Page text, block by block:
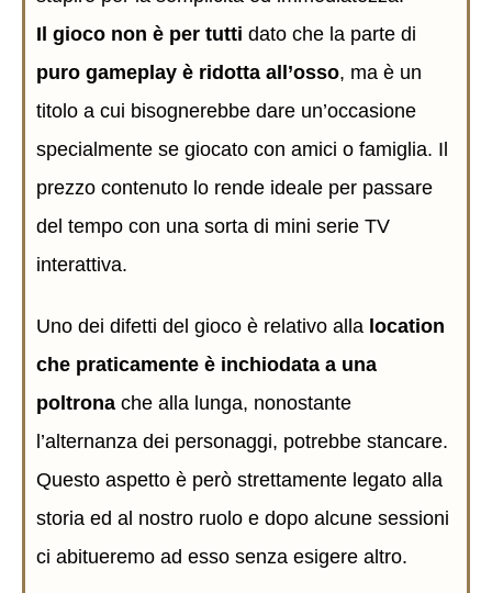
Il gioco non è per tutti dato che la parte di
puro gameplay è ridotta all’osso, ma è un
titolo a cui bisognerebbe dare un’occasione
specialmente se giocato con amici o famiglia. Il
prezzo contenuto lo rende ideale per passare
del tempo con una sorta di mini serie TV
interattiva.
Uno dei difetti del gioco è relativo alla location
che praticamente è inchiodata a una
poltrona che alla lunga, nonostante
l’alternanza dei personaggi, potrebbe stancare.
Questo aspetto è però strettamente legato alla
storia ed al nostro ruolo e dopo alcune sessioni
ci abitueremo ad esso senza esigere altro.